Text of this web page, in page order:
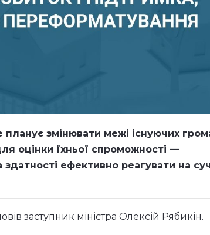
планує змінювати межі існуючих
оцінки їхньої спроможності —
здатності ефективно реагувати на
заступник міністра Олексій Рябикін.